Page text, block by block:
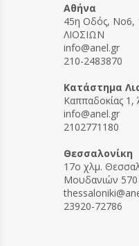
Αθήνα
45η Οδός, Νο6,
ΛΙΟΣΙΩΝ
info@anel.gr
210-2483870
Kατάστημα
Καππαδοκίας 1,
info@anel.gr
2102771180
Θεσσαλονίκη
17ο χλμ.
Μουδανιών
23920-72786